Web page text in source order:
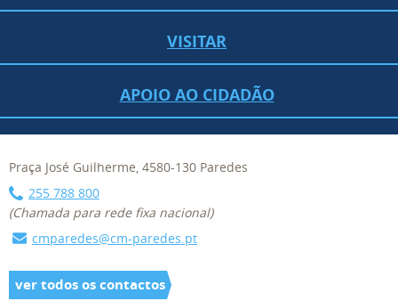
VISITAR
APOIO AO CIDADÃO
Praça José Guilherme, 4580-130 Paredes
255 788 800
(Chamada para rede fixa nacional)
cmparedes@cm-paredes.pt
ver todos os contactos